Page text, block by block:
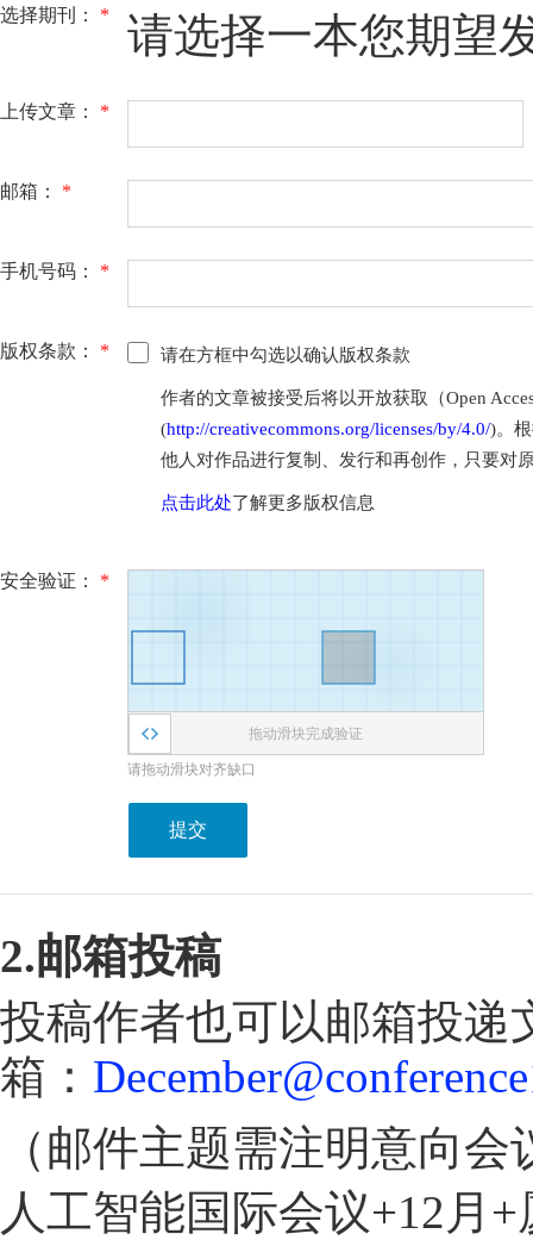
选择期刊： * 请选择一本您期望
上传文章： *
邮箱： *
手机号码： *
版权条款： * 请在方框中勾选以确认版权条款
作者的文章被接受后将以开放获取（Open
(http://creativecommons.org/licenses/by/4.0/)。
他人对作品进行复制、发行和再创作，只要对
点击此处了解更多版权信息
安全验证： *
拖动滑块完成验证
请拖动滑块对齐缺口
提交
2.邮箱投稿
投稿作者也可以邮箱投递
箱：
（邮件主题需注明意向
人工智能国际会议+12月+